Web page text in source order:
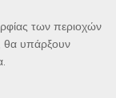
των περιοχών
θα υπάρξουν